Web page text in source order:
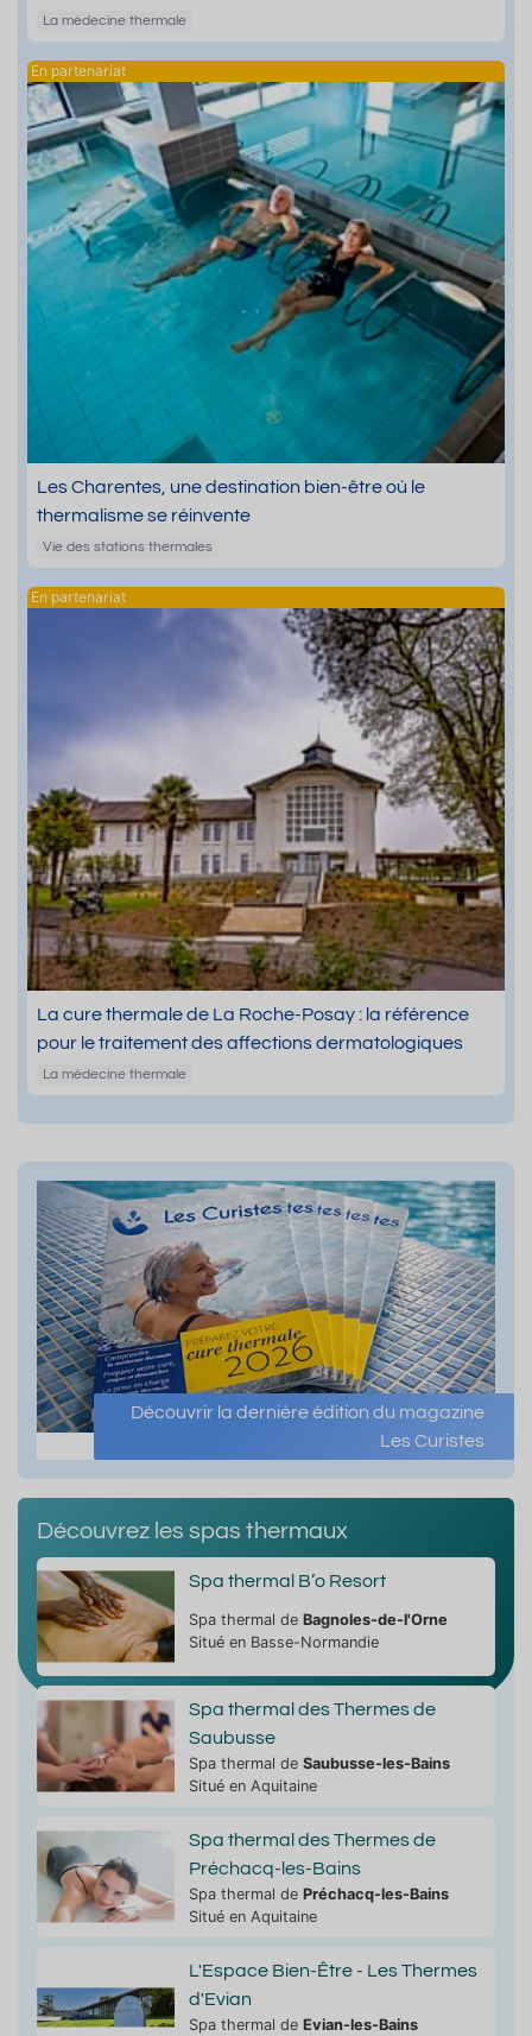
La médecine thermale
Les Charentes, une destination bien-être où le
thermalisme se réinvente
Vie des stations thermales
La cure thermale de La Roche-Posay : la référence
pour le traitement des affections dermatologiques
La médecine thermale
Découvrir la dernière édition du magazine
Les Curistes
Découvrez les spas thermaux
Spa thermal B’o Resort
Spa thermal de Bagnoles-de-l'Orne
Situé en Basse-Normandie
Spa thermal des Thermes de
Saubusse
Spa thermal de Saubusse-les-Bains
Situé en Aquitaine
Spa thermal des Thermes de
Préchacq-les-Bains
Spa thermal de Préchacq-les-Bains
Situé en Aquitaine
L'Espace Bien-Être - Les Thermes
d'Evian
Spa thermal de Evian-les-Bains